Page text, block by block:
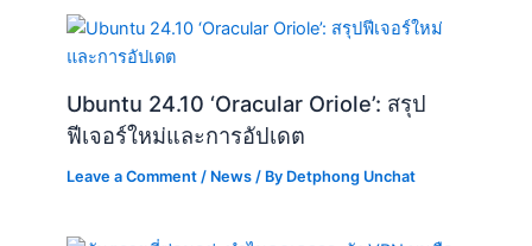
Ubuntu 24.10 ‘Oracular Oriole’: สรุป
ฟีเจอร์ใหม่และการอัปเดต
Leave a Comment / News / By Detphong Unchat